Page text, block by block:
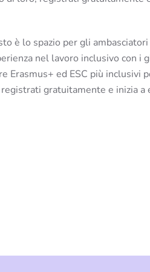
è lo spazio per gli
nel lavoro inclusivo con i
Erasmus+ ed ESC più inclusivi
gratuitamente e inizia a